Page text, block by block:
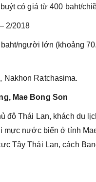
có giá từ 400 baht/
2/2018
người lớn (khoảng
Nakhon Ratchasima.
Mae Bong Son
đô Thái Lan, khách du
mực nước biển ở tỉnh
Tây Thái Lan, cách